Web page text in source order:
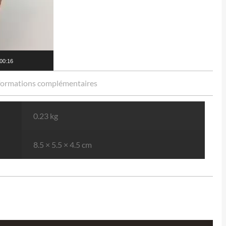
00:16
complémentaires
0.23 kg
8.5 × 5.5 × 4.5 cm